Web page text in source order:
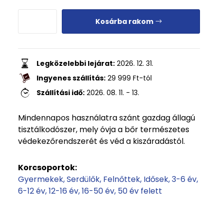
Kosárba rakom
Legközelebbi lejárat: 2026. 12. 31.
Ingyenes szállítás: 29 999 Ft-tól
Szállítási idő: 2026. 08. 11. - 13.
Mindennapos használatra szánt gazdag állagú
tisztálkodószer, mely óvja a bőr természetes
védekezőrendszerét és véd a kiszáradástól.
Korcsoportok:
Gyermekek Serdülők Felnőttek Idősek 3-6 év
6-12 év 12-16 év 16-50 év 50 év felett